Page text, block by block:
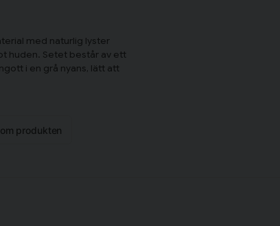
med naturlig lyster
huden. Setet består av ett
i en grå nyans, lätt att
Vävningen TC250 ger ett
produkten